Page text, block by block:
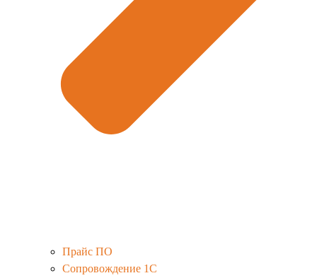
Прайс ПО
Сопровождение 1С